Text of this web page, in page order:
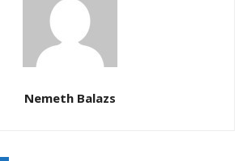
Nemeth Balazs